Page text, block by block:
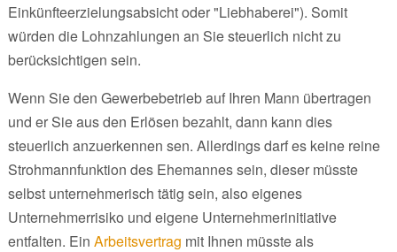
Einkünfteerzielungsabsicht oder "Liebhaberei"). Somit
würden die Lohnzahlungen an Sie steuerlich nicht zu
berücksichtigen sein.
Wenn Sie den Gewerbebetrieb auf Ihren Mann übertragen
und er Sie aus den Erlösen bezahlt, dann kann dies
steuerlich anzuerkennen sen. Allerdings darf es keine reine
Strohmannfunktion des Ehemannes sein, dieser müsste
selbst unternehmerisch tätig sein, also eigenes
Unternehmerrisiko und eigene Unternehmerinitiative
entfalten. Ein Arbeitsvertrag mit Ihnen müsste als